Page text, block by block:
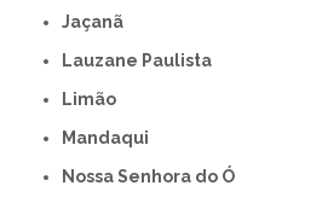
Jaçanã
Lauzane Paulista
Limão
Mandaqui
Nossa Senhora do Ó